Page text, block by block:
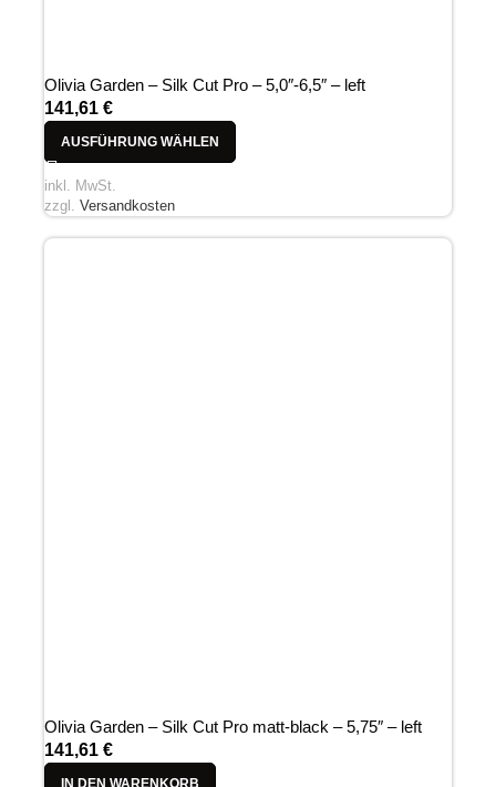
Olivia Garden – Silk Cut Pro – 5,0″-6,5″ – left
141,61 €
AUSFÜHRUNG WÄHLEN
inkl. MwSt.
zzgl. Versandkosten
Olivia Garden – Silk Cut Pro matt-black – 5,75″ – left
141,61 €
IN DEN WARENKORB